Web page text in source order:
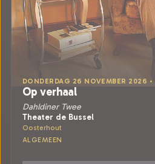
DONDERDAG 26 NOVEMBER 2026 •
Op verhaal
Dahldiner Twee
Theater de Bussel
Oosterhout
ALGEMEEN